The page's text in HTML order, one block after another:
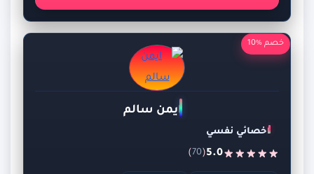
خصم %10
ايمن سالم
اخصائي نفسي
5.0
(
70
)